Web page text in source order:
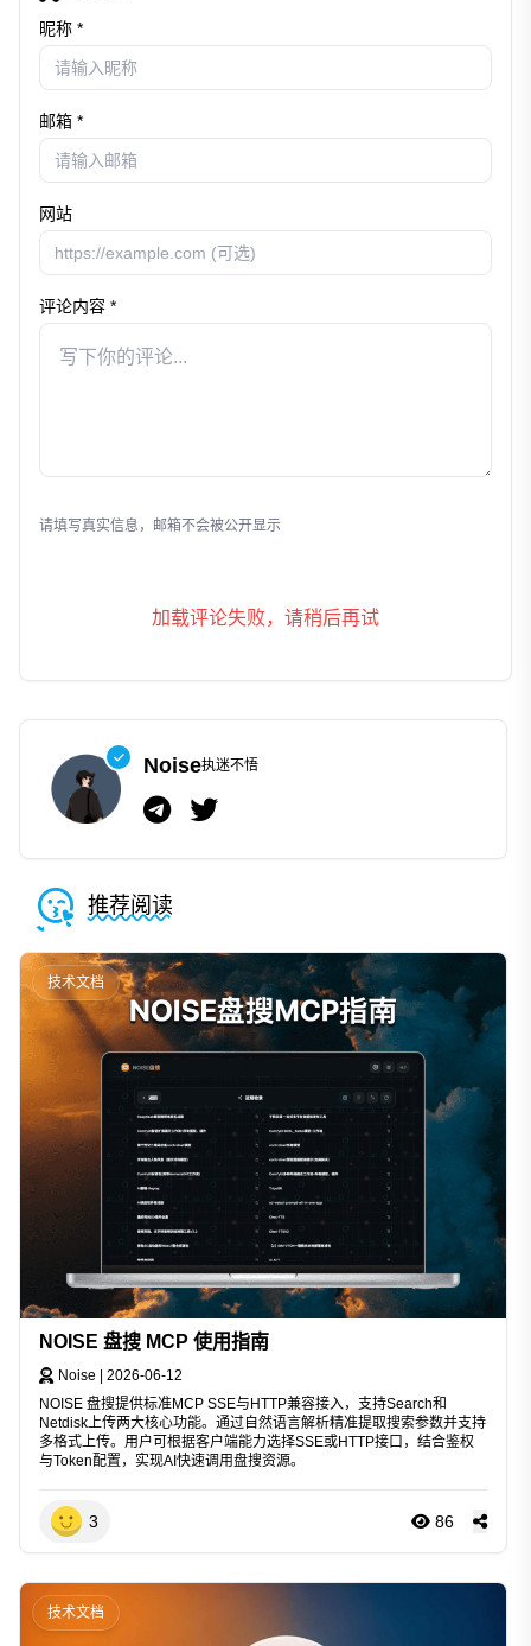
昵称 *
邮箱 *
网站
评论内容 *
请填写真实信息，邮箱不会被公开显示
加载评论失败，请稍后再试
Noise执迷不悟
推荐阅读
技术文档
NOISE 盘搜 MCP 使用指南
Noise | 2026-06-12
NOISE 盘搜提供标准MCP SSE与HTTP兼容接入，支持Search和
Netdisk上传两大核心功能。通过自然语言解析精准提取搜索参数并支持
多格式上传。用户可根据客户端能力选择SSE或HTTP接口，结合鉴权
与Token配置，实现AI快速调用盘搜资源。
3 86
技术文档